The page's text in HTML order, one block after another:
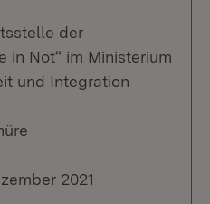
der
in Not“ im Ministerium
und Integration
2021